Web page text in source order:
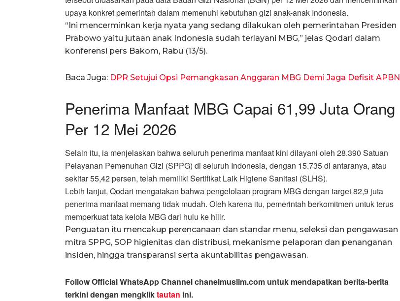
upaya konkret pemerintah dalam memenuhi kebutuhan gizi anak-anak Indonesia.
“Ini mencerminkan kerja nyata yang sedang dilakukan oleh pemerintahan Presiden
Prabowo yaitu jutaan anak Indonesia sudah terlayani MBG,” jelas Qodari dalam
konferensi pers Bakom, Rabu (13/5).
Baca Juga: DPR Setujui Opsi Pemangkasan Anggaran MBG Demi Jaga Defisit APBN
Penerima Manfaat MBG Capai 61,99 Juta Orang
Per 12 Mei 2026
Selain itu, ia menjelaskan bahwa seluruh penerima manfaat kini dilayani oleh 28.390 Satuan
Pelayanan Pemenuhan Gizi (SPPG) di seluruh Indonesia, dengan 15.735 di antaranya, atau
sekitar 55,42 persen, telah memiliki Sertifikat Laik Higiene Sanitasi (SLHS).
Lebih lanjut, Qodari mengatakan bahwa pengelolaan program MBG dengan target 82,9 juta
penerima manfaat memang tidak mudah. Oleh karena itu, pemerintah berkomitmen untuk terus
memperkuat tata kelola MBG dari hulu ke hilir.
Penguatan itu mencakup perencanaan dan standar menu, seleksi dan pengawasan
mitra SPPG, SOP higienitas dan distribusi, mekanisme pelaporan dan penanganan
insiden, hingga transparansi serta akuntabilitas pengawasan.
Follow Official WhatsApp Channel chanelmuslim.com untuk mendapatkan berita-berita
terkini dengan mengkliktautan ini.